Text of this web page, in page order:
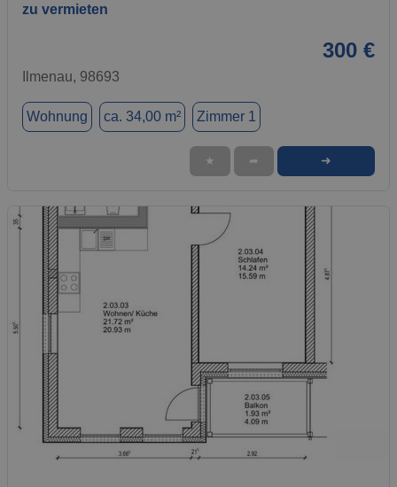
zu vermieten
300 €
Ilmenau, 98693
Wohnung ca. 34,00 m² Zimmer 1
★ ➦ ➜